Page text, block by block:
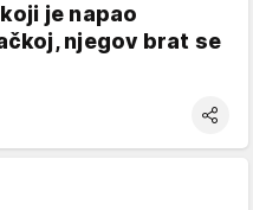
je napao
njegov brat se